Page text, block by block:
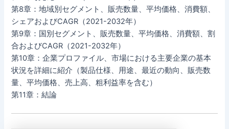
第8章：地域別セグメント、販売数量、平均価格、消費額、
シェアおよびCAGR（2021-2032年）
第9章：国別セグメント、販売数量、平均価格、消費額、割
合およびCAGR（2021-2032年）
第10章：企業プロファイル、市場における主要企業の基本
状況を詳細に紹介（製品仕様、用途、最近の動向、販売数
量、平均価格、売上高、粗利益率を含む）
第11章：結論